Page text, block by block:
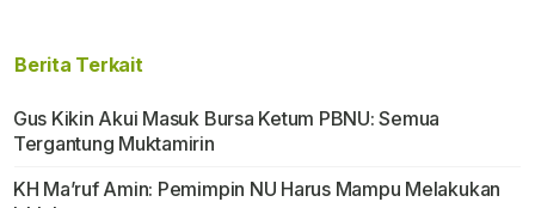
Berita Terkait
Gus Kikin Akui Masuk Bursa Ketum PBNU: Semua
Tergantung Muktamirin
KH Ma’ruf Amin: Pemimpin NU Harus Mampu Melakukan